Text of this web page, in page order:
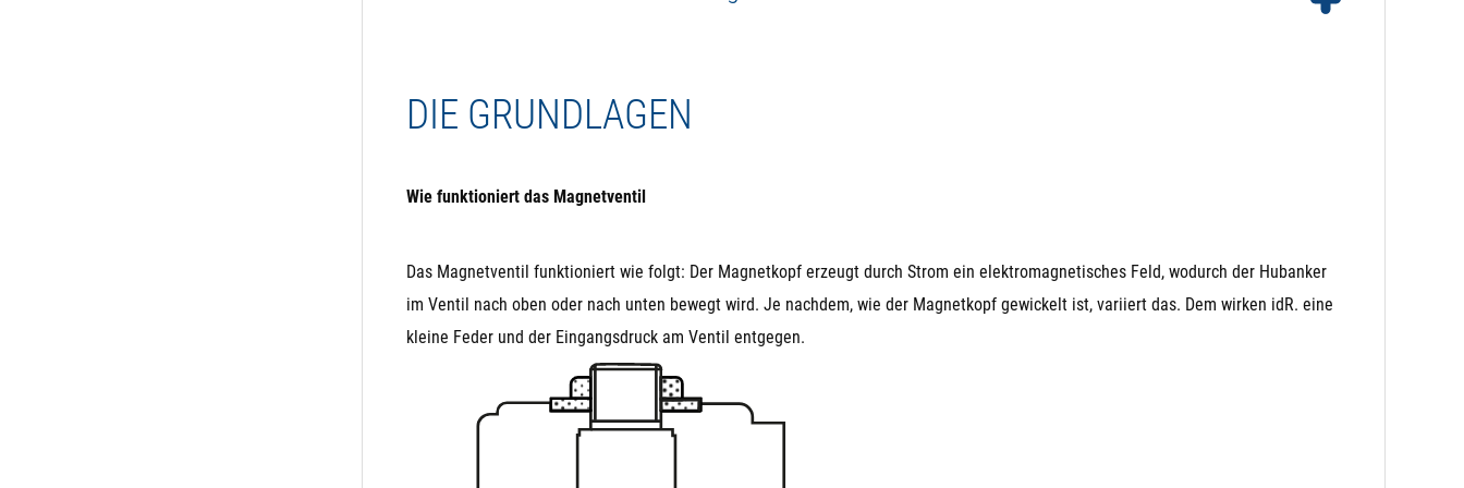
DIE GRUNDLAGEN
Wie funktioniert das Magnetventil
Das Magnetventil funktioniert wie folgt: Der Magnetkopf erzeugt durch Strom ein elektromagnetisches Feld, wodurch der Hubanker
im Ventil nach oben oder nach unten bewegt wird. Je nachdem, wie der Magnetkopf gewickelt ist, variiert das. Dem wirken idR. eine
kleine Feder und der Eingangsdruck am Ventil entgegen.